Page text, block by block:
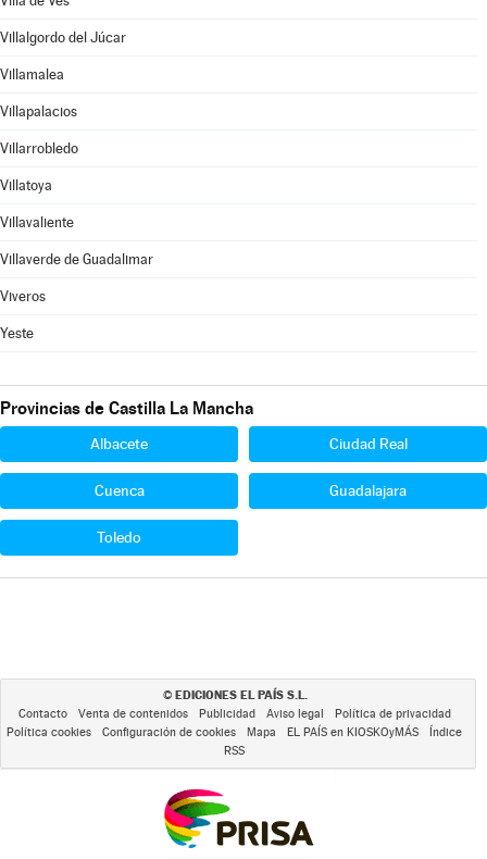
Villalgordo del Júcar
Villamalea
Villapalacios
Villarrobledo
Villatoya
Villavaliente
Villaverde de Guadalimar
Viveros
Yeste
Provincias de Castilla La Mancha
Albacete Ciudad Real
Cuenca Guadalajara
Toledo
© EDICIONES EL PAÍS S.L.
Contacto Venta de contenidos Publicidad Aviso legal
Política de privacidad
Política cookies
Configuración de cookies Mapa EL PAÍS en KIOSKOyMÁS
Índice
RSS